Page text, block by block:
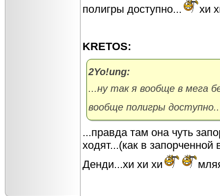
полигры доступно...
хи
KRETOS:
2Yo!ung:
...ну так я вообще в мега
вообще полигры
...правда там она чуть
ходят...(как в
Денди...хи хи хи